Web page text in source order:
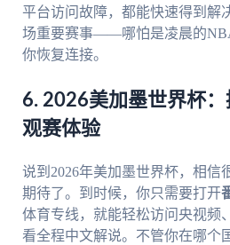
平台访问故障，都能快速得到解
场重要赛事——哪怕是凌晨的
你恢复连接。
6. 2026美加墨世界杯
观赛体验
说到2026年美加墨世界杯，相信
期待了。到时候，你只需要打开
体育专线，就能轻松访问央视频
看全程中文解说。不管你在哪个